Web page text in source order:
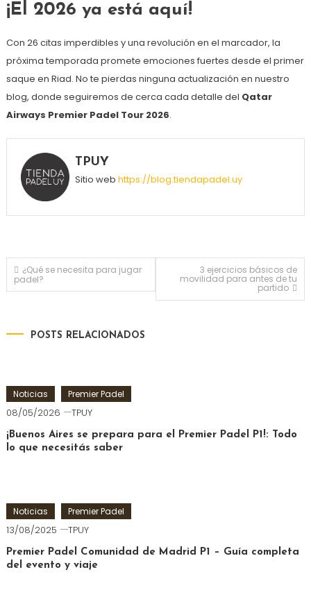
¡El 2026 ya está aquí!
Con 26 citas imperdibles y una revolución en el marcador, la
próxima temporada promete emociones fuertes desde el primer
saque en Riad. No te pierdas ninguna actualización en nuestro
blog, donde seguiremos de cerca cada detalle del Qatar
Airways Premier Padel Tour 2026.
TPUY
Sitio web https://blog.tiendapadel.uy
Navegación
entradas
¿Qué se necesita para jugar
padel?
3 ejercicios básicos de
movilidad para antes de tu
partido
POSTS RELACIONADOS
Noticias Premier Padel
08/05/2026 TPUY
¡Buenos Aires se prepara para el Premier Padel P1!: Todo
lo que necesitás saber
Noticias Premier Padel
13/08/2025 TPUY
Premier Padel Comunidad de Madrid P1 – Guía completa
del evento y viaje